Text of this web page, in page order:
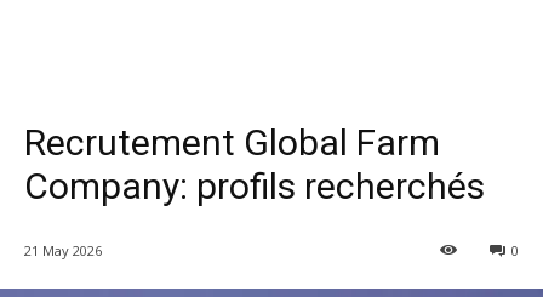
Recrutement Global Farm
Company: profils recherchés
21 May 2026 0